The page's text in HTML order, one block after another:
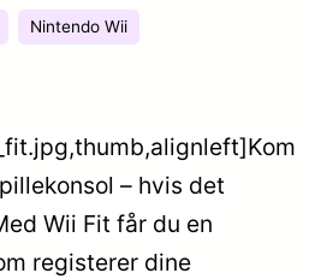
Nintendo Wii
– hvis det
Wii Fit får du en
registerer dine